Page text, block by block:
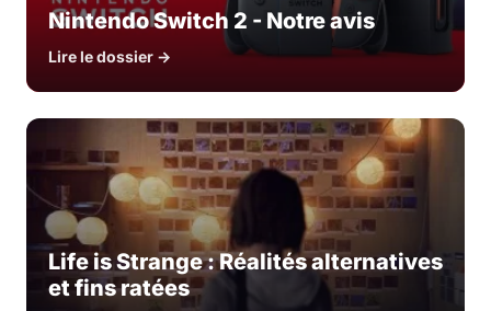
Nintendo Switch 2 - Notre avis
Lire le dossier →
Life is Strange : Réalités alternatives
et fins ratées